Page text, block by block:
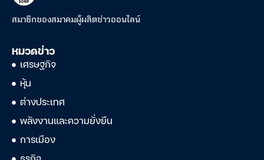
สมาชิกของสมาคมผู้ผลิตข่าวออนไลน์
หมวดข่าว
เศรษฐกิจ
หุ้น
ต่างประเทศ
พลังงานและความยั่งยืน
การเมือง